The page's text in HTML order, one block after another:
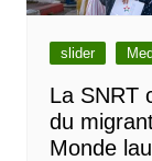
slider
La SNRT
du
Monde